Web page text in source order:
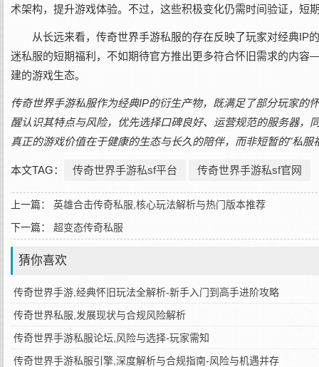
术架构，提升游戏体验。不过，这些积极变化仍需时间验证，短
从长远来看，传奇世界手游私服的存在反映了玩家对经典IP
迷私服的短期福利，不如期待官方推出更多符合怀旧需求的内
建的游戏生态。
传奇世界手游私服作为经典IP的衍生产物，既满足了部分玩家
醒认识其特点与风险，优先选择口碑良好、运营规范的服务器
真正的游戏价值在于健康的生态与长久的陪伴，而非短暂的"私服
本文TAG： 传奇世界手游私sf平台 传奇世界手游私sf官网
上一篇： 英雄合击传奇私服,核心玩法解析与热门版本推荐
下一篇： 超变态传奇私服
猜你喜欢
传奇世界手游,经典怀旧玩法全解析-新手入门到高手进阶攻略
传奇世界私服,发展现状与合规风险解析
传奇世界手游私服论坛,风险与选择-玩家需知
传奇世界手游私服引擎,深度解析与合规指南-风险与机遇并存